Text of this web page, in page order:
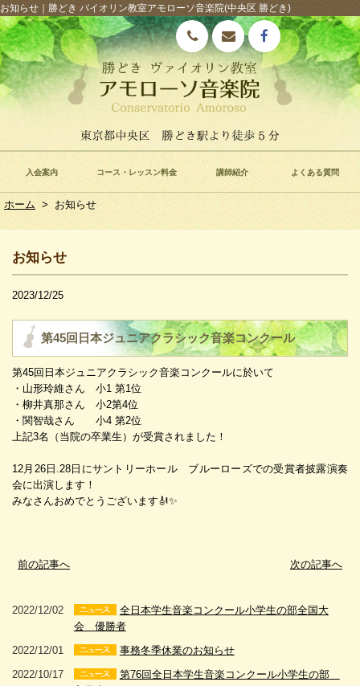
お知らせ｜勝どき バイオリン教室アモローソ音楽院(中央区 勝どき)
入会案内 コース・レッスン料金 講師紹介 よくある質問
ホーム > お知らせ
お知らせ
2023/12/25
第45回日本ジュニアクラシック音楽コンクール
第45回日本ジュニアクラシック音楽コンクールに於いて
・山形玲維さん 小1 第1位
・柳井真那さん 小2第4位
・関智哉さん 小4 第2位
上記3名（当院の卒業生）が受賞されました！
12月26日.28日にサントリーホール ブルーローズでの受賞者披露演奏
会に出演します！
みなさんおめでとうございます🎻✨
前の記事へ 次の記事へ
2022/12/02
全日本学生音楽コンクール小学生の部全国大
会 優勝者
2022/12/01 事務冬季休業のお知らせ
2022/10/17
第76回全日本学生音楽コンクール小学生の部